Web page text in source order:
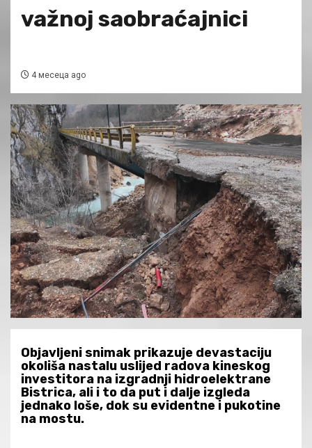
važnoj saobraćajnici
4 месеца ago
Objavljeni snimak prikazuje devastaciju
okoliša nastalu uslijed radova kineskog
investitora na izgradnji hidroelektrane
Bistrica, ali i to da put i dalje izgleda
jednako loše, dok su evidentne i pukotine
na mostu.